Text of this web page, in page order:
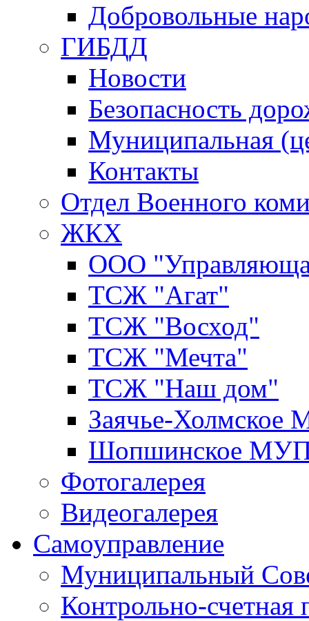
Добровольные
ГИБДД
Новости
Безопасность
Муниципальная
Контакты
Отдел Военного
ЖКХ
ООО
ТСЖ "Агат"
ТСЖ "Восход"
ТСЖ "Мечта"
ТСЖ "Наш дом"
Заячье-
Шопшинское
Фотогалерея
Видеогалерея
Самоуправление
Муниципальный
Контрольно-счетная